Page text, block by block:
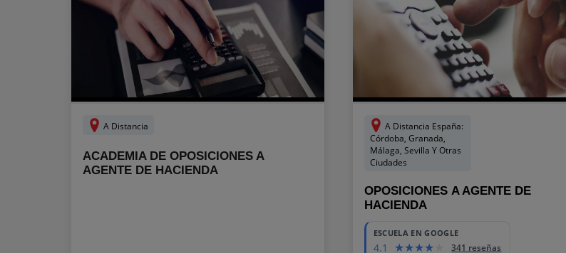
A Distancia
ACADEMIA DE OPOSICIONES A
AGENTE DE HACIENDA
A Distancia España:
Córdoba, Granada,
Málaga, Sevilla Y Otras
Ciudades
OPOSICIONES A AGENTE DE
HACIENDA
ESCUELA EN GOOGLE
4.1 341 reseñas